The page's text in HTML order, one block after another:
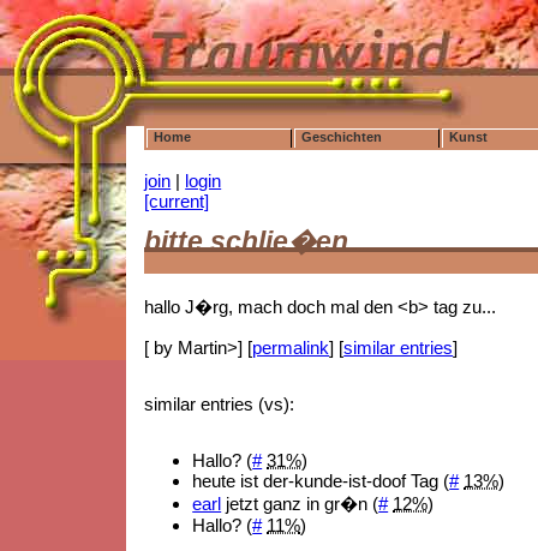
Home Geschichten Kunst
join | login
[current]
bitte schlie�en...
hallo J�rg, mach doch mal den <b> tag zu...
[ by Martin>] [permalink] [similar entries]
similar entries (vs):
Hallo? (# 31%)
heute ist der-kunde-ist-doof Tag (# 13%)
earl jetzt ganz in gr�n (# 12%)
Hallo? (# 11%)